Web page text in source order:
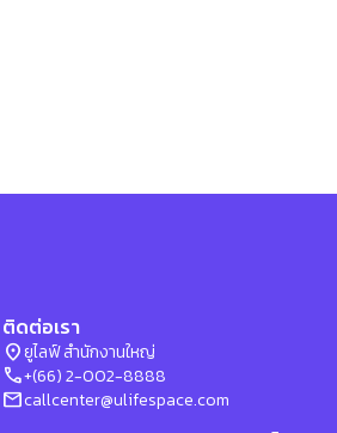
ติดต่อเรา
location_onยูไลฟ์ สำนักงานใหญ่
phone+(66) 2-002-8888
mailcallcenter@ulifespace.com